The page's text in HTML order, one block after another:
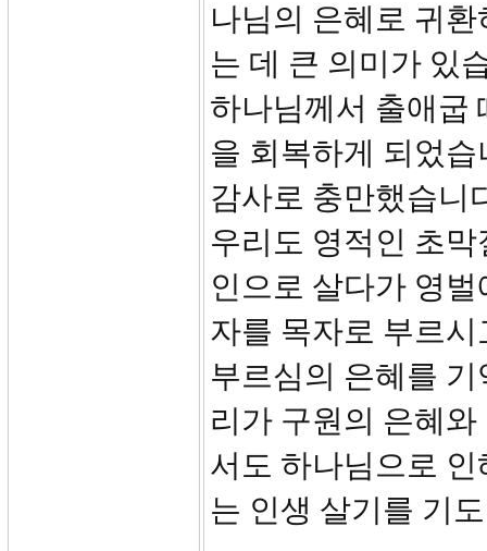
나님의 은혜로 귀
는 데 큰 의미가 있
하나님께서 출애굽
을 회복하게 되었
감사로 충만했습니
우리도 영적인 초
인으로 살다가 영
자를 목자로 부르
부르심의 은혜를
리가 구원의 은혜
서도 하나님으로
는 인생 살기를 기